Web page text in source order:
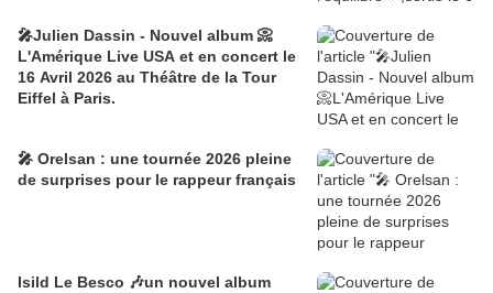
🎤Julien Dassin - Nouvel album 📀
L'Amérique Live USA et en concert le
16 Avril 2026 au Théâtre de la Tour
Eiffel à Paris.
🎤 Orelsan : une tournée 2026 pleine
de surprises pour le rappeur français
Isild Le Besco 🎶un nouvel album